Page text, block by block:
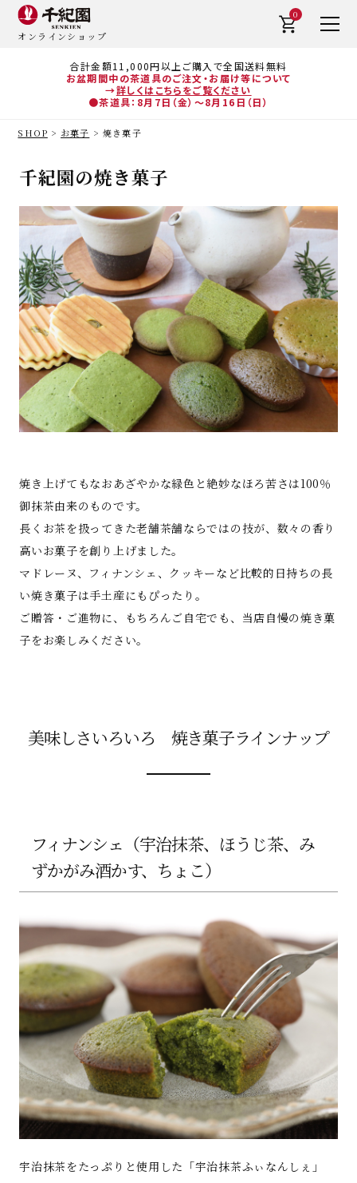
合計金額11,000円以上ご購入で全国送料無料
お盆期間中の茶道具のご注文・お届け等について
→詳しくはこちらをご覧ください
●茶道具：8月7日（金）～8月16日（日）
オンラインショップ
0
SHOP お菓子 焼き菓子
千紀園の焼き菓子
焼き上げてもなおあざやかな緑色と絶妙なほろ苦さは100％
御抹茶由来のものです。
長くお茶を扱ってきた老舗茶舗ならではの技が、数々の香り
高いお菓子を創り上げました。
マドレーヌ、フィナンシェ、クッキーなど比較的日持ちの長
い焼き菓子は手土産にもぴったり。
ご贈答・ご進物に、もちろんご自宅でも、当店自慢の焼き菓
子をお楽しみください。
美味しさいろいろ 焼き菓子ラインナップ
フィナンシェ（宇治抹茶、ほうじ茶、み
ずかがみ酒かす、ちょこ）
宇治抹茶をたっぷりと使用した「宇治抹茶ふぃなんしぇ」